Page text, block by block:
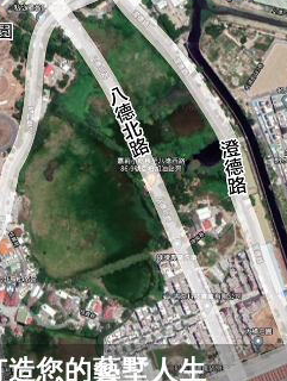
您的藝墅人生